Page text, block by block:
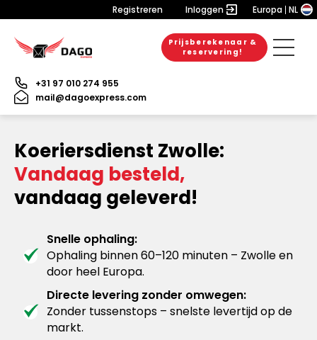
Registreren Inloggen Europa NL
Prijsberekenaar &
reservering!
+31 97 010 274 955
mail@dagoexpress.com
Koeriersdienst Zwolle:
Vandaag besteld,
vandaag geleverd!
Snelle ophaling:
Ophaling binnen 60–120 minuten – Zwolle en
door heel Europa.
Directe levering zonder omwegen:
Zonder tussenstops – snelste levertijd op de
markt.